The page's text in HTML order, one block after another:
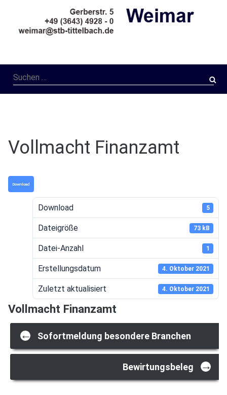
Suchen
Vollmacht Finanzamt
Download
Download 5
Dateigröße 73 kB
Datei-Anzahl 1
Erstellungsdatum 4. Oktober 2021
Zuletzt aktualisiert 4. Oktober 2021
Vollmacht Finanzamt
Post
← Sofortmeldung besondere Branchen
Bewirtungsbeleg →